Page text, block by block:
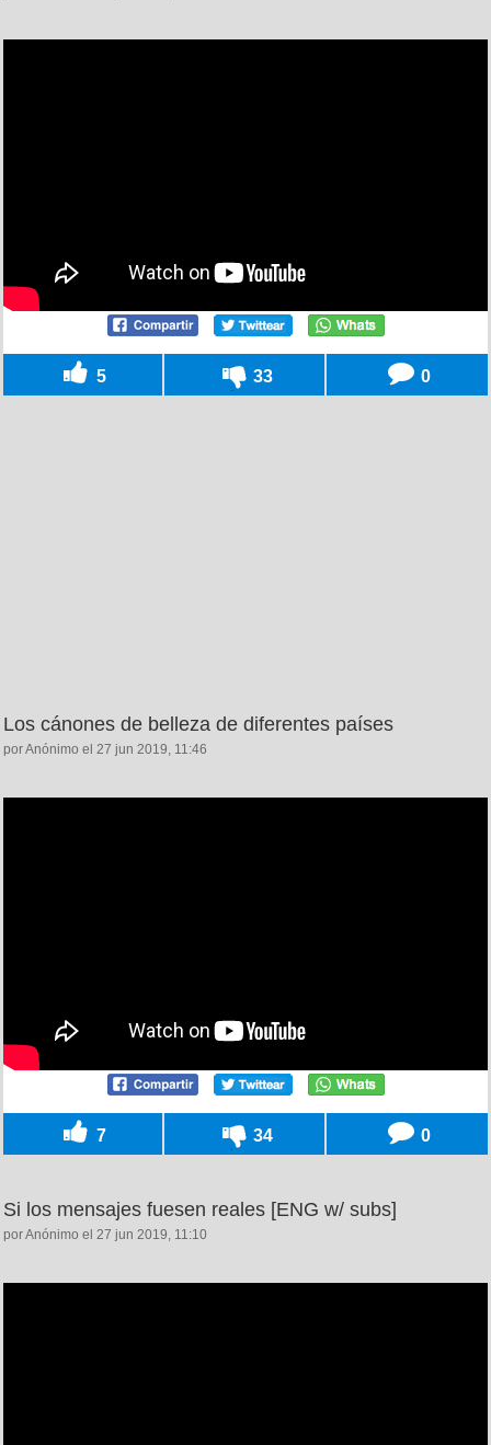
5 33 0
Los cánones de belleza de diferentes países
por Anónimo el 27 jun 2019, 11:46
7 34 0
Si los mensajes fuesen reales [ENG w/ subs]
por Anónimo el 27 jun 2019, 11:10